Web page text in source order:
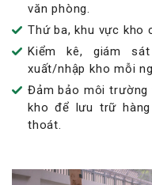
văn phòng.
Thứ ba, khu vực kho
Kiểm kê, giám
xuất/nhập kho mỗi
Đảm bảo môi trường
kho để lưu trữ
thoát.